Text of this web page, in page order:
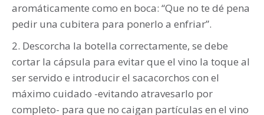
aromáticamente como en boca: “Que no te dé pena
pedir una cubitera para ponerlo a enfriar”.
2. Descorcha la botella correctamente, se debe
cortar la cápsula para evitar que el vino la toque al
ser servido e introducir el sacacorchos con el
máximo cuidado -evitando atravesarlo por
completo- para que no caigan partículas en el vino